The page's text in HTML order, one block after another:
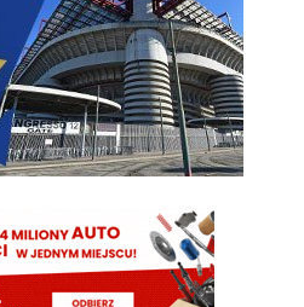
dogadują
ten Milan wygląda